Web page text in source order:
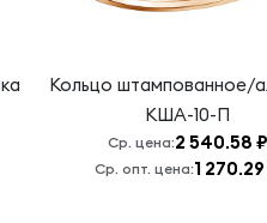
Кольцо штампованное/
КША-10-П
Ср. цена:2 540.58 ₽
Ср. опт. цена:1